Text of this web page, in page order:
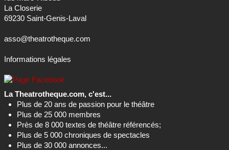
La Closerie
69230 Saint-Genis-Laval
asso@theatrotheque.com
Informations légales
La Theatrotheque.com, c'est...
Plus de 20 ans de passion pour le théâtre
Plus de 25 000 membres
Près de 8 000 textes de théâtre référencés;
Plus de 5 000 chroniques de spectacles
Plus de 30 000 annonces...